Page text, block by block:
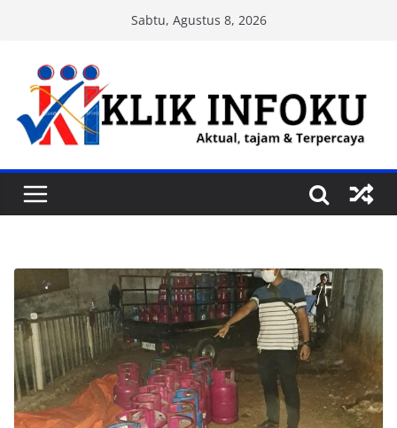
content
Sabtu, Agustus 8, 2026